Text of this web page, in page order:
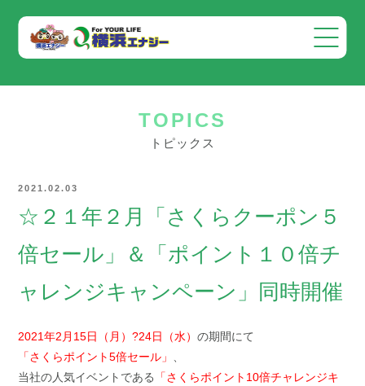
TOPICS
トピックス
2021.02.03
☆２１年２月「さくらクーポン５
倍セール」＆「ポイント１０倍チ
ャレンジキャンペーン」同時開催
2021年2月15日（月）?24日（水）の期間にて
「さくらポイント5倍セール」
当社の人気イベントである
「さくらポイント10倍チャレンジキ